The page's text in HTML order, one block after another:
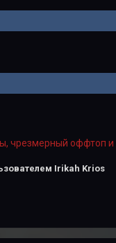
чрезмерный оффтоп
Irikah Krios